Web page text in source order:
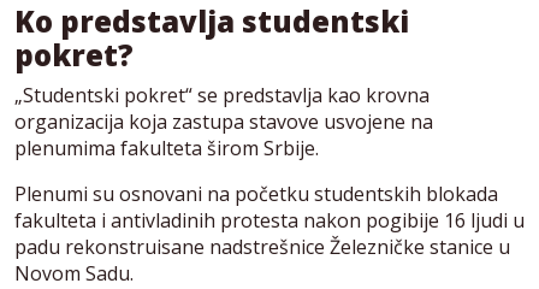
Ko predstavlja studentski
pokret?
„Studentski pokret“ se predstavlja kao krovna
organizacija koja zastupa stavove usvojene na
plenumima fakulteta širom Srbije.
Plenumi su osnovani na početku studentskih blokada
fakulteta i antivladinih protesta nakon pogibije 16 ljudi u
padu rekonstruisane nadstrešnice Železničke stanice u
Novom Sadu.